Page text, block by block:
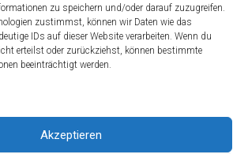
zu speichern und/oder darauf zuzugreifen.
zustimmst, können wir Daten wie das
IDs auf dieser Website verarbeiten. Wenn du
erteilst oder zurückziehst, können bestimmte
beeinträchtigt werden.
Akzeptieren